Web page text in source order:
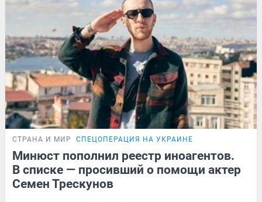
СТРАНА И МИР СПЕЦОПЕРАЦИЯ НА УКРАИНЕ
Минюст пополнил реестр иноагентов.
В списке — просивший о помощи актер
Семен Трескунов